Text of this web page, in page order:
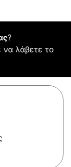
?
να λάβετε το